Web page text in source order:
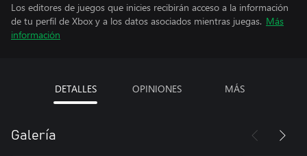
Los editores de juegos que inicies recibirán acceso a la información
de tu perfil de Xbox y a los datos asociados mientras juegas. Más
información
DETALLES OPINIONES MÁS
Galería